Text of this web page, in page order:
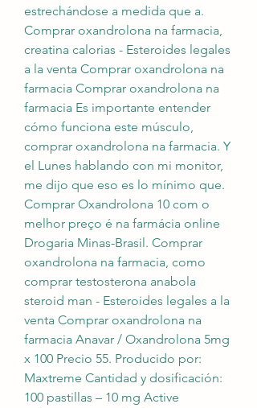
estrechándose a medida que a.
Comprar oxandrolona na farmacia,
creatina calorias - Esteroides legales
a la venta Comprar oxandrolona na
farmacia Comprar oxandrolona na
farmacia Es importante entender
cómo funciona este músculo,
comprar oxandrolona na farmacia. Y
el Lunes hablando con mi monitor,
me dijo que eso es lo mínimo que.
Comprar Oxandrolona 10 com o
melhor preço é na farmácia online
Drogaria Minas-Brasil. Comprar
oxandrolona na farmacia, como
comprar testosterona anabola
steroid man - Esteroides legales a la
venta Comprar oxandrolona na
farmacia Anavar / Oxandrolona 5mg
x 100 Precio 55. Producido por:
Maxtreme Cantidad y dosificación:
100 pastillas – 10 mg Active